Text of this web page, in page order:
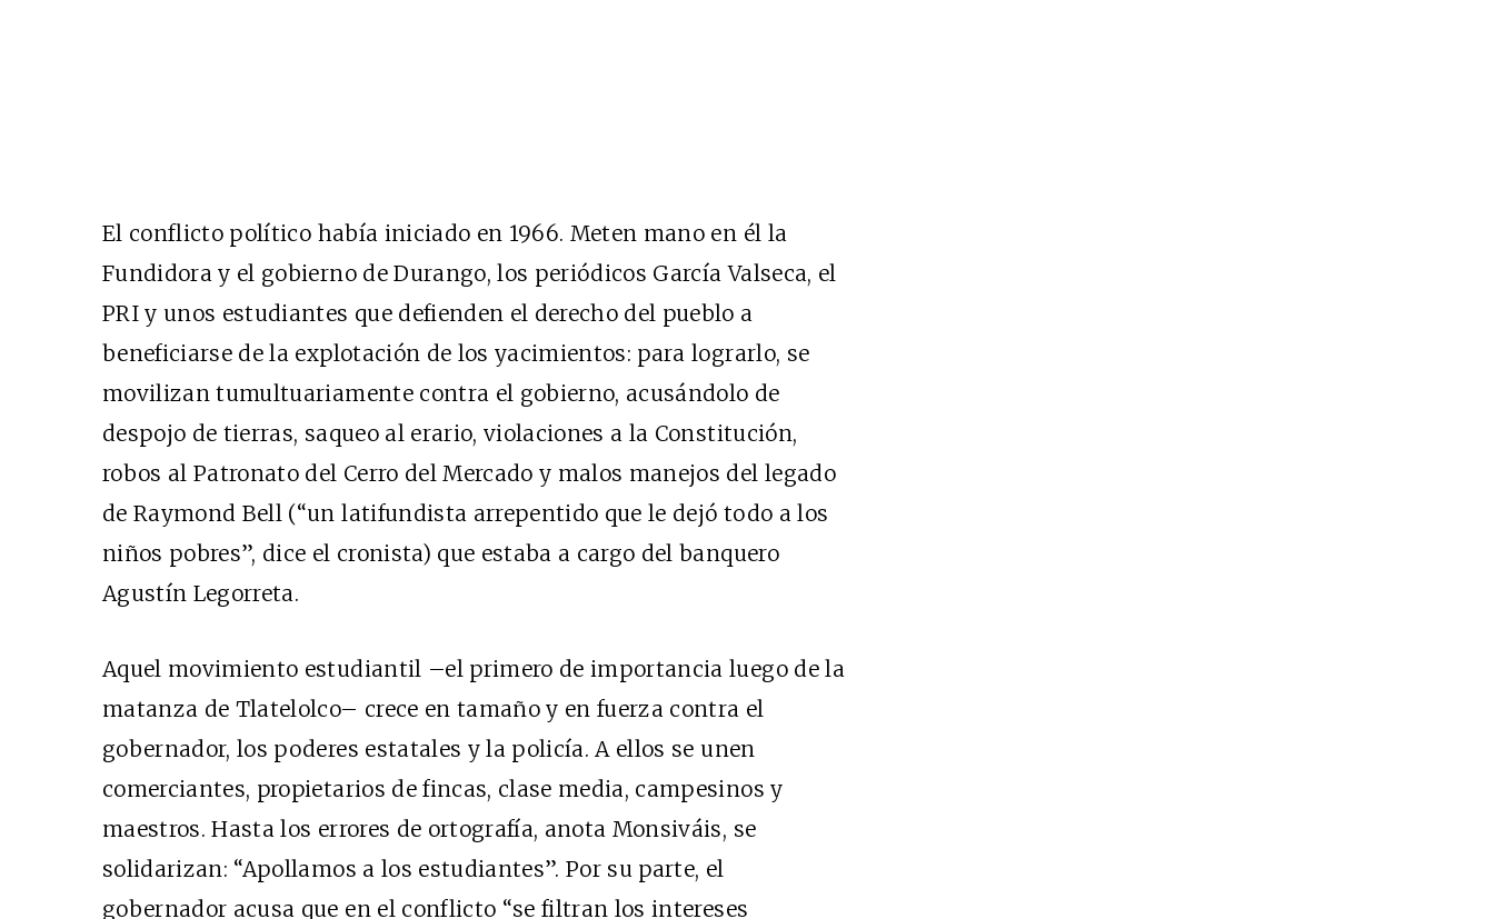
El conflicto político había iniciado en 1966. Meten mano en él la
Fundidora y el gobierno de Durango, los periódicos García Valseca, el
PRI y unos estudiantes que defienden el derecho del pueblo a
beneficiarse de la explotación de los yacimientos: para lograrlo, se
movilizan tumultuariamente contra el gobierno, acusándolo de
despojo de tierras, saqueo al erario, violaciones a la Constitución,
robos al Patronato del Cerro del Mercado y malos manejos del legado
de Raymond Bell (“un latifundista arrepentido que le dejó todo a los
niños pobres”, dice el cronista) que estaba a cargo del banquero
Agustín Legorreta.
Aquel movimiento estudiantil –el primero de importancia luego de la
matanza de Tlatelolco– crece en tamaño y en fuerza contra el
gobernador, los poderes estatales y la policía. A ellos se unen
comerciantes, propietarios de fincas, clase media, campesinos y
maestros. Hasta los errores de ortografía, anota Monsiváis, se
solidarizan: “Apollamos a los estudiantes”. Por su parte, el
gobernador acusa que en el conflicto “se filtran los intereses